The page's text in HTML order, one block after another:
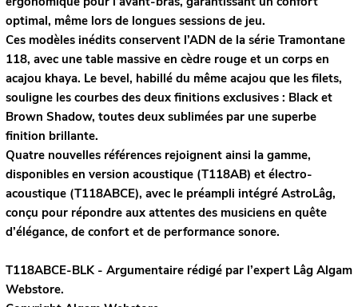
optimal, même lors de longues sessions de jeu.
Ces modèles inédits conservent l’ADN de la série Tramontane
118, avec une table massive en cèdre rouge et un corps en
acajou khaya. Le bevel, habillé du même acajou que les filets,
souligne les courbes des deux finitions exclusives : Black et
Brown Shadow, toutes deux sublimées par une superbe
finition brillante.
Quatre nouvelles références rejoignent ainsi la gamme,
disponibles en version acoustique (T118AB) et électro-
acoustique (T118ABCE), avec le préampli intégré AstroLâg,
conçu pour répondre aux attentes des musiciens en quête
d’élégance, de confort et de performance sonore.
T118ABCE-BLK - Argumentaire rédigé par l’expert LâgAlgam
Webstore.